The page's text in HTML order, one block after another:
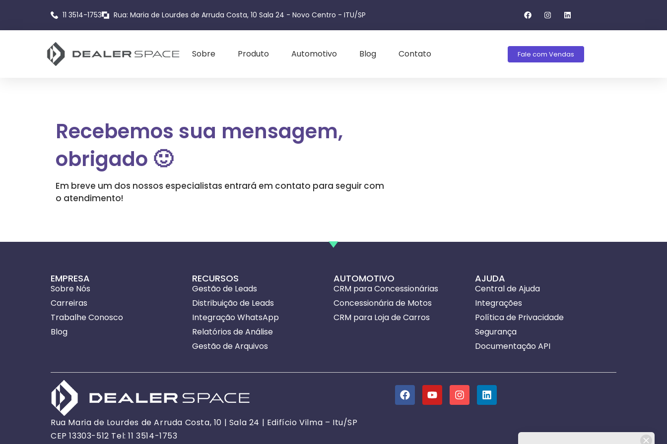
11 3514-1753 Rua: Maria de Lourdes de Arruda Costa, 10 Sala 24 - Novo Centro - ITU/SP
Sobre Produto Automotivo Blog Contato Fale com Vendas
Recebemos sua mensagem,
obrigado 🙂
Em breve um dos nossos especialistas entrará em contato para seguir com
o atendimento!
EMPRESA
Sobre Nós
Carreiras
Trabalhe Conosco
Blog
RECURSOS
Gestão de Leads
Distribuição de Leads
Integração WhatsApp
Relatórios de Análise
Gestão de Arquivos
AUTOMOTIVO
CRM para Concessionárias
Concessionária de Motos
CRM para Loja de Carros
AJUDA
Central de Ajuda
Integrações
Política de Privacidade
Segurança
Documentação API
Rua Maria de Lourdes de Arruda Costa, 10 | Sala 24 | Edifício Vilma – Itu/SP
CEP 13303-512 Tel: 11 3514-1753